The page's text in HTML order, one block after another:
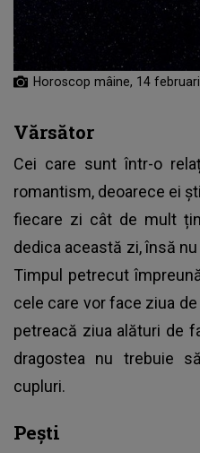
Horoscop mâine, 14
Vărsător
Cei care sunt într-o
romantism, deoarece ei
fiecare zi cât de mult
dedica această zi, însă
Timpul petrecut
cele care vor face ziua
petreacă ziua alături de
dragostea nu trebuie
cupluri.
Pești